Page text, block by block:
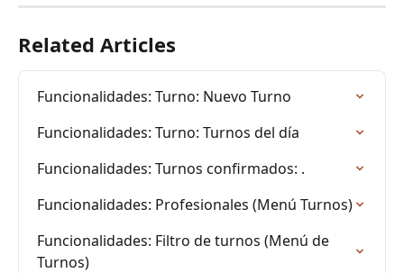
Related Articles
Funcionalidades: Turno: Nuevo Turno
Funcionalidades: Turno: Turnos del día
Funcionalidades: Turnos confirmados: .
Funcionalidades: Profesionales (Menú Turnos)
Funcionalidades: Filtro de turnos (Menú de
Turnos)